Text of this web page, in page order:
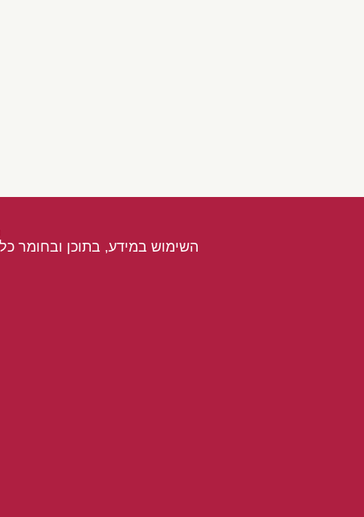
השימוש במידע, בתוכן ובחומר